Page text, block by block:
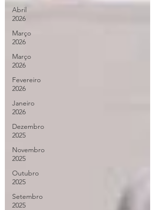
Abril
2026
Março
2026
Março
2026
Fevereiro
2026
Janeiro
2026
Dezembro
2025
Novembro
2025
Outubro
2025
Setembro
2025